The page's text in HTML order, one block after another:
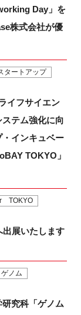
Day」を
株式会社が優
タートアップ
イフサイエン
テム強化に向
インキュベー
TOKYO」
TOKYO
出展いたします
ゲノム
究科「ゲノム